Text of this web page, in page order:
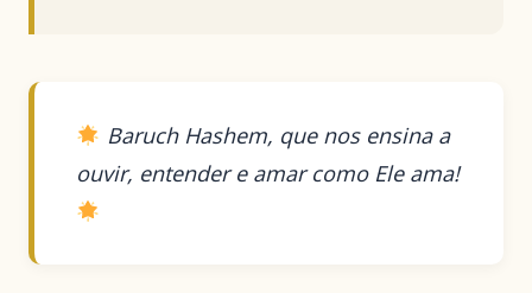
Baruch Hashem, que nos ensina a
ouvir, entender e amar como Ele ama!